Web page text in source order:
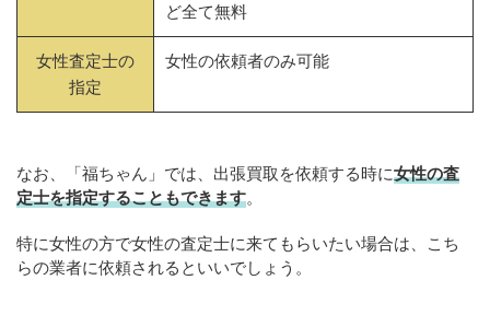
ど全て無料
女性査定士の
指定
女性の依頼者のみ可能
なお、「福ちゃん」では、出張買取を依頼する時に女性の査
定士を指定することもできます。
特に女性の方で女性の査定士に来てもらいたい場合は、こち
らの業者に依頼されるといいでしょう。